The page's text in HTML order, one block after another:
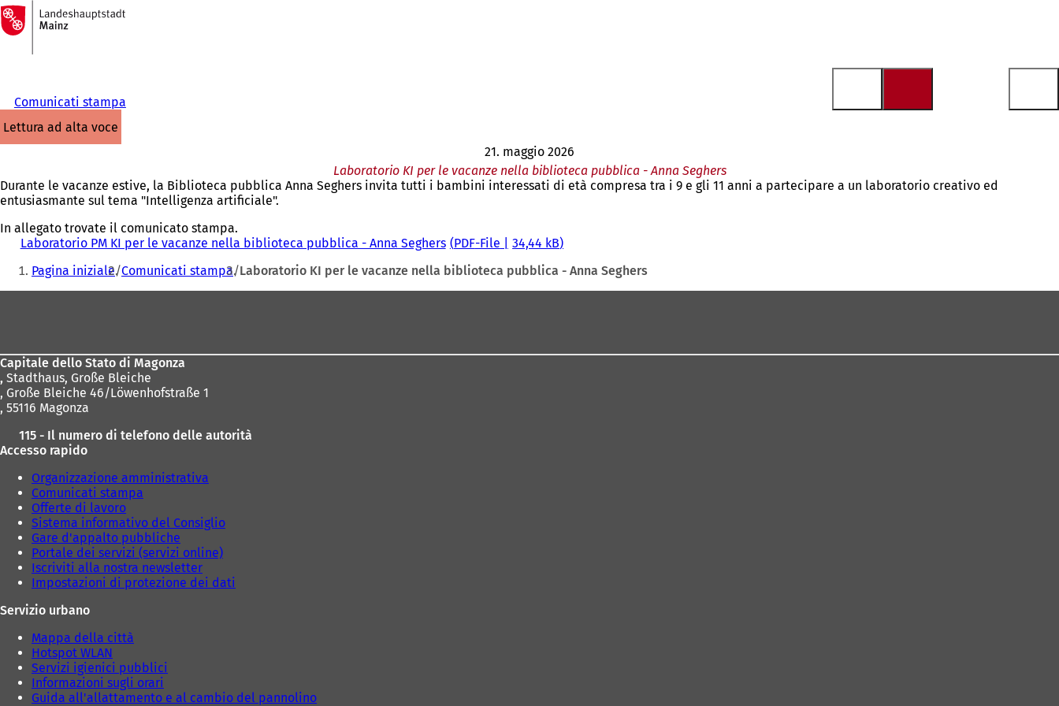
Vai al contenuto
Alla
pagina
iniziale
Comunicati stampa
lettura ad alta voce
21. maggio 2026
Laboratorio KI per le vacanze nella biblioteca pubblica - Anna Seghers
Durante le vacanze estive, la Biblioteca pubblica Anna Seghers invita tutti i bambini interessati di età compresa tra i 9 e gli 11 anni a partecipare a un laboratorio creativo ed
entusiasmante sul tema "Intelligenza artificiale".
In allegato trovate il comunicato stampa.
Laboratorio PM KI per le vacanze nella biblioteca pubblica - Anna Seghers
PDF-File 34,44 kB
Siete
qui:
Pagina iniziale Comunicati stampa Laboratorio KI per le vacanze nella biblioteca pubblica - Anna Seghers
Capitale dello Stato di Magonza
, Stadthaus, Große Bleiche
, Große Bleiche 46/Löwenhofstraße 1
, 55116 Magonza
115 - Il numero di telefono delle autorità
Accesso rapido
Organizzazione amministrativa
Comunicati stampa
Offerte di lavoro
Sistema informativo del Consiglio
Gare d'appalto pubbliche
Portale dei servizi (servizi online)
Iscriviti alla nostra newsletter
Impostazioni di protezione dei dati
Servizio urbano
Mappa della città
Hotspot WLAN
Servizi igienici pubblici
Informazioni sugli orari
Guida all'allattamento e al cambio del pannolino